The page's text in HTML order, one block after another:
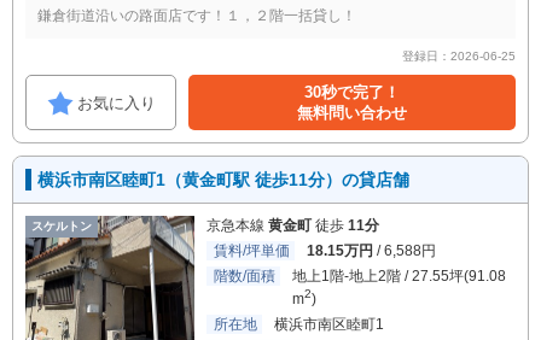
鎌倉街道沿いの路面店です！１，２階一括貸し！
登録日：2026-06-25
お気に入り
30秒で完了！
無料問い合わせ
横浜市南区睦町1（黄金町駅 徒歩11分）の貸店舗
スケルトン 京急本線 黄金町 徒歩 11分
賃料/坪単価
18.15万円 / 6,588円
階数/面積
地上1階-地上2階 / 27.55坪(91.08
m2)
所在地
横浜市南区睦町1